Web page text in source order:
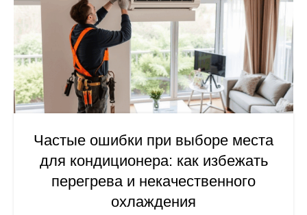
Частые ошибки при выборе места
для кондиционера: как избежать
перегрева и некачественного
охлаждения